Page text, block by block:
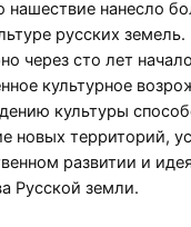
нашествие нанесло
русских земель.
через сто лет
культурное
культуры
новых территорий,
развитии и идея
Русской земли.